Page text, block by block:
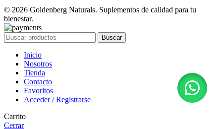
© 2026 Goldenberg Naturals. Suplementos de calidad para tu
bienestar.
Buscar
Inicio
Nosotros
Tienda
Contacto
Favoritos
Acceder / Registrarse
Carrito
Cerrar